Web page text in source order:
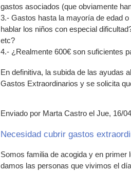
gastos asociados (que obviamente
3.- Gastos hasta la mayoría de edad
hablar los niños con especial
etc?
4.- ¿Realmente 600€ son suficientes
En definitiva, la subida de las ayudas
Gastos Extraordinarios y se solicita
Enviado por Marta Castro el Jue, 16/
Necesidad cubrir gastos
Somos familia de acogida y en primer
damos las personas que vivimos el